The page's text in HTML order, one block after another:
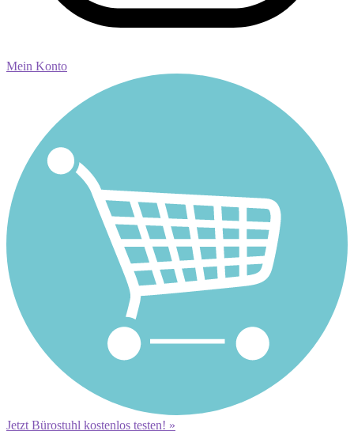
Mein Konto
Jetzt Bürostuhl kostenlos testen! »